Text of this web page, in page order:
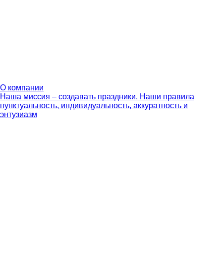
О компании
Наша миссия – создавать праздники. Наши правила
пунктуальность, индивидуальность, аккуратность и
энтузиазм